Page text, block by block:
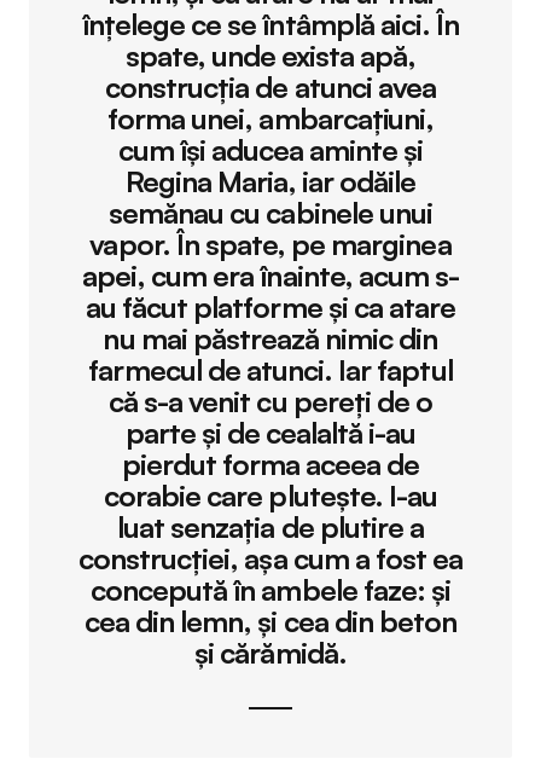
înțelege ce se întâmplă aici. În
spate, unde exista apă,
construcția de atunci avea
forma unei, ambarcațiuni,
cum își aducea aminte și
Regina Maria, iar odăile
semănau cu cabinele unui
vapor. În spate, pe marginea
apei, cum era înainte, acum s-
au făcut platforme și ca atare
nu mai păstrează nimic din
farmecul de atunci. Iar faptul
că s-a venit cu pereți de o
parte și de cealaltă i-au
pierdut forma aceea de
corabie care plutește. I-au
luat senzația de plutire a
construcției, așa cum a fost ea
concepută în ambele faze: și
cea din lemn, și cea din beton
și cărămidă.